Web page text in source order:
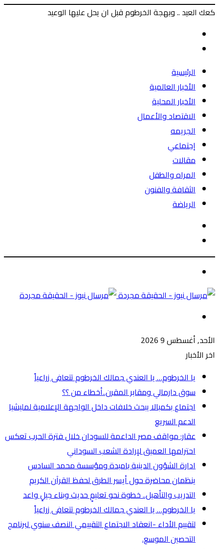
كعك العيد .. وبهجة الخرطوم قبل ان يحل عليها الوعيد
الرئيسية
الأخبار العالمية
الأخبار المحلية
الاقتصاد والأعمال
الجريمه
إجتماعي
مقالات
المراه والطفل
الثقافة والفنون
الرياضة
عن
الأحد, أغسطس 9 2026
اخر الأخبار
يا الخرطوم… يا العندي جمالك الخرطوم تتعافى زراعياً
سوق دارمالي ومقابر المقرن..أخطاء من ؟؟
اجتماع بكمبالا يبحث خلافات داخل الواجهة الإعلامية لمليشيا
الدعم السريع
عقار: مواقف مصر الداعمة للسودان خلال فترة الحرب تعكس
احترامها العميق لإرادة الشعب السوداني
ادارة الشؤون الدينية بامبدة ومؤسسة محمد السادس
ينظمان محاضرة حول أيسر الطرق لحفظ القرآن الكريم
التدريب والتأهيل.. خطوة نحو تعليمٍ حديث وبناء جيلٍ واعد
يا الخرطوم… يا العندي جمالك الخرطوم تتعافى زراعياً
لتقييم الأداء -انعقاد الاجتماع التقييمي النصف سنوي لبرنامج
التحصين الموسع.